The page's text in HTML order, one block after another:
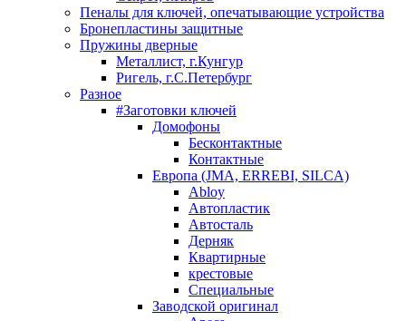
Пеналы для ключей, опечатывающие устройства
Бронепластины защитные
Пружины дверные
Металлист, г.Кунгур
Ригель, г.С.Петербург
Разное
#Заготовки ключей
Домофоны
Бесконтактные
Контактные
Европа (JMA, ERREBI, SILCA)
Abloy
Автопластик
Автосталь
Дерняк
Квартирные
крестовые
Специальные
Заводской оригинал